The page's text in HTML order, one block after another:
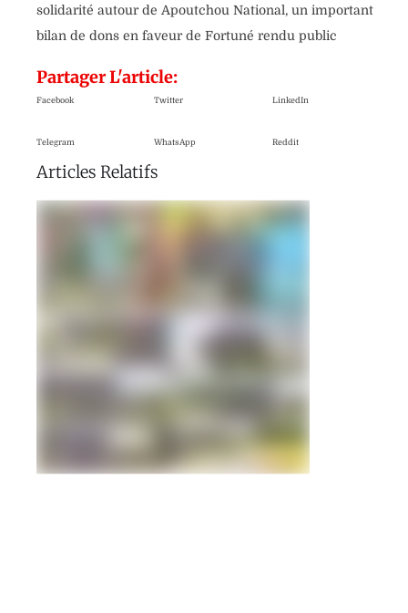
solidarité autour de Apoutchou National, un important
bilan de dons en faveur de Fortuné rendu public
Partager L'article:
Facebook Twitter LinkedIn
Telegram WhatsApp Reddit
Articles Relatifs